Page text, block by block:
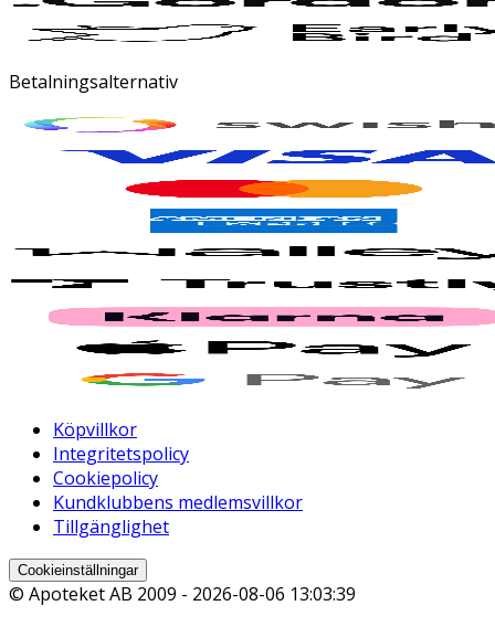
Betalningsalternativ
Köpvillkor
Integritetspolicy
Cookiepolicy
Kundklubbens medlemsvillkor
Tillgänglighet
Cookieinställningar
© Apoteket AB 2009 - 2026-08-06 13:03:39